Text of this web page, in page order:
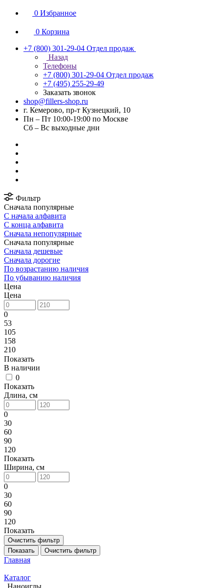
0 Избранное
0 Корзина
+7 (800) 301-29-04 Отдел продаж
Назад
Телефоны
+7 (800) 301-29-04 Отдел продаж
+7 (495) 255-29-49
Заказать звонок
shop@fillers-shop.ru
г. Кемерово, пр-т Кузнецкий, 10
Пн – Пт 10:00-19:00 по Москве
Сб – Вс выходные дни
Фильтр
Сначала популярные
С начала алфавита
С конца алфавита
Сначала непопулярные
Сначала популярные
Сначала дешевые
Сначала дорогие
По возрастанию наличия
По убыванию наличия
Цена
Цена
0
53
105
158
210
Показать
В наличии
0
Показать
Длина, см
0
30
60
90
120
Показать
Ширина, см
0
30
60
90
120
Показать
Очистить фильтр
Показать
Очистить фильтр
Главная
Каталог
Наноиглы